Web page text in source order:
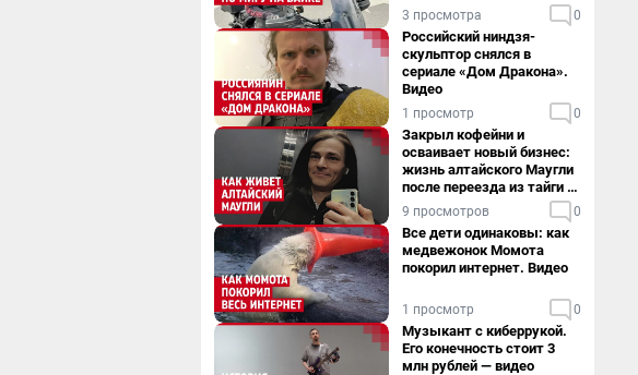
3 просмотра 0
Российский ниндзя-
скульптор снялся в
сериале «Дом Дракона».
Видео
1 просмотр 0
Закрыл кофейни и
осваивает новый бизнес:
жизнь алтайского Маугли
после переезда из тайги в
столицу
9 просмотров 0
Все дети одинаковы: как
медвежонок Момота
покорил интернет. Видео
1 просмотр 0
Музыкант с киберрукой.
Его конечность стоит 3
млн рублей — видео